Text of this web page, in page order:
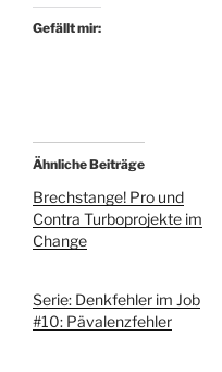
Gefällt mir:
Ähnliche Beiträge
Brechstange! Pro und
Contra Turboprojekte im
Change
Serie: Denkfehler im Job
#10: Pävalenzfehler